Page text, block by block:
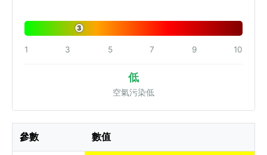
3
1 3 5 7 9 10
低
空氣污染低
參數 數值